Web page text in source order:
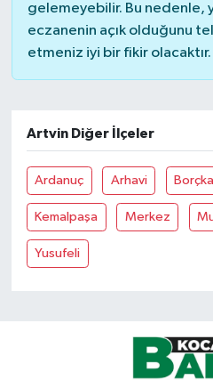
gelemeyebilir. Bu nedenle,
eczanenin açık olduğunu
etmeniz iyi bir fikir olacaktır.
Artvin Diğer İlçeler
Ardanuç Arhavi Borçka
Kemalpaşa Merkez
Yusufeli